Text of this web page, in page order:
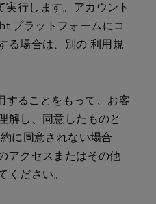
実行します。アカウント
プラットフォームにコ
る場合は、別の 利用規
することをもって、お客
解し、同意したものと
に同意されない場合
アクセスまたはその他
ください。